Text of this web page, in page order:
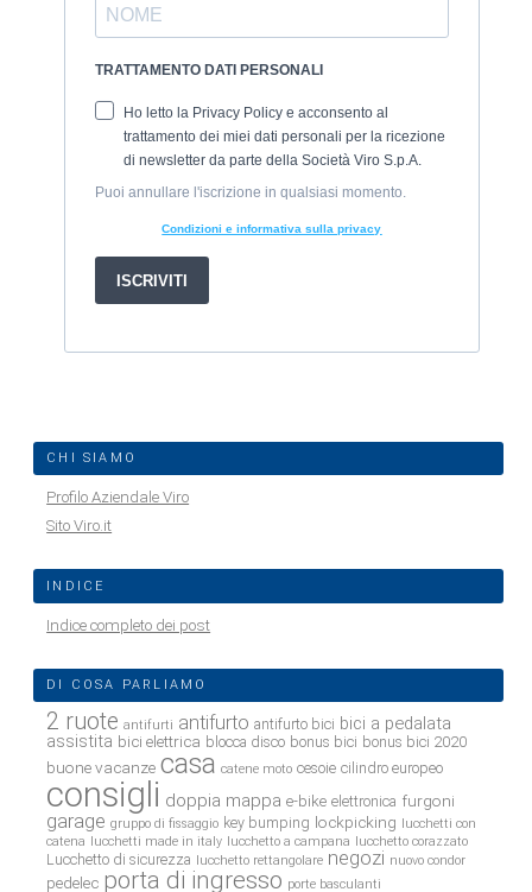
CHI SIAMO
Profilo Aziendale Viro
Sito Viro.it
INDICE
Indice completo dei post
DI COSA PARLIAMO
2 ruote antifurti antifurto antifurto bici bici a pedalata
assistita bici elettrica blocca disco bonus bici bonus bici 2020
buone vacanze casa catene moto cesoie cilindro europeo
consigli doppia mappa e-bike elettronica furgoni
garage gruppo di fissaggio key bumping lockpicking
lucchetti con
catena
lucchetti made in italy lucchetto a campana lucchetto corazzato
Lucchetto di sicurezza lucchetto rettangolare negozi nuovo condor
pedelec porta di ingresso porte basculanti